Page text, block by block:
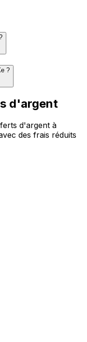
?
d'argent
d'argent à
des frais réduits